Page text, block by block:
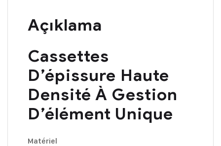
Açıklama
Cassettes
D’épissure Haute
Densité À Gestion
D’élément Unique
Matériel